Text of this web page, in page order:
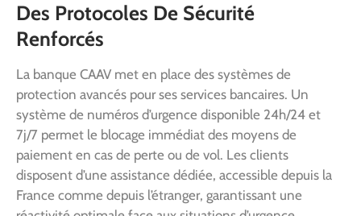
Des Protocoles De Sécurité
Renforcés
La banque CAAV met en place des systèmes de
protection avancés pour ses services bancaires. Un
système de numéros d’urgence disponible 24h/24 et
7j/7 permet le blocage immédiat des moyens de
paiement en cas de perte ou de vol. Les clients
disposent d’une assistance dédiée, accessible depuis la
France comme depuis l’étranger, garantissant une